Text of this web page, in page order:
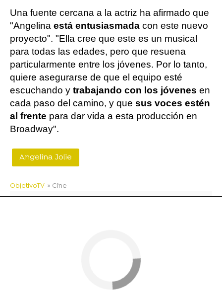
Una fuente cercana a la actriz ha afirmado que
"Angelina está entusiasmada con este nuevo
proyecto". "Ella cree que este es un musical
para todas las edades, pero que resuena
particularmente entre los jóvenes. Por lo tanto,
quiere asegurarse de que el equipo esté
escuchando y trabajando con los jóvenes en
cada paso del camino, y que sus voces estén
al frente para dar vida a esta producción en
Broadway".
Angelina Jolie
ObjetivoTV » Cine